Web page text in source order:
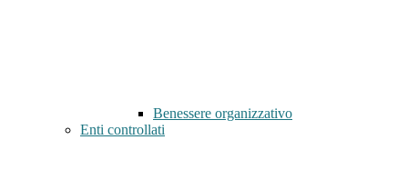
Benessere organizzativo
Enti controllati